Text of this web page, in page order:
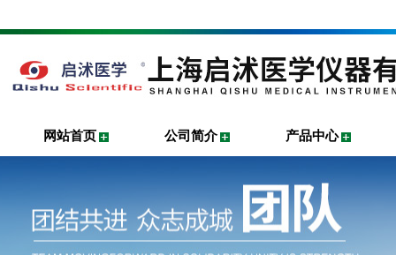
网站首页 公司简介 产品中心